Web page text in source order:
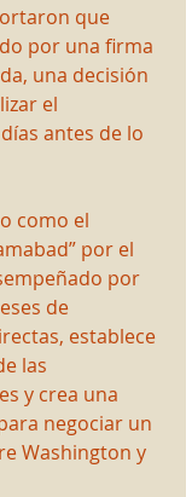
que
por una firma
una decisión
el
antes de lo
como el
por el
por
de
establece
las
y crea una
negociar un
Washington y